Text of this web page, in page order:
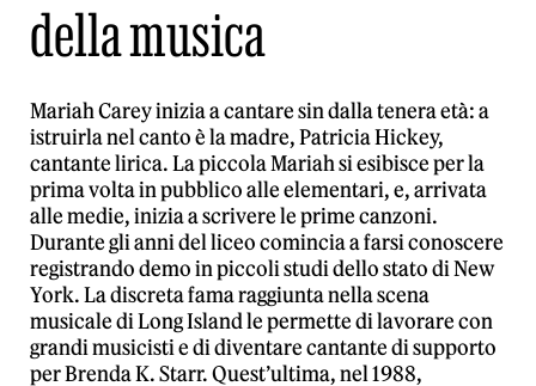
della musica
Mariah Carey inizia a cantare sin dalla tenera età: a
istruirla nel canto è la madre, Patricia Hickey,
cantante lirica. La piccola Mariah si esibisce per la
prima volta in pubblico alle elementari, e, arrivata
alle medie, inizia a scrivere le prime canzoni.
Durante gli anni del liceo comincia a farsi conoscere
registrando demo in piccoli studi dello stato di New
York. La discreta fama raggiunta nella scena
musicale di Long Island le permette di lavorare con
grandi musicisti e di diventare cantante di supporto
per Brenda K. Starr. Quest’ultima, nel 1988,